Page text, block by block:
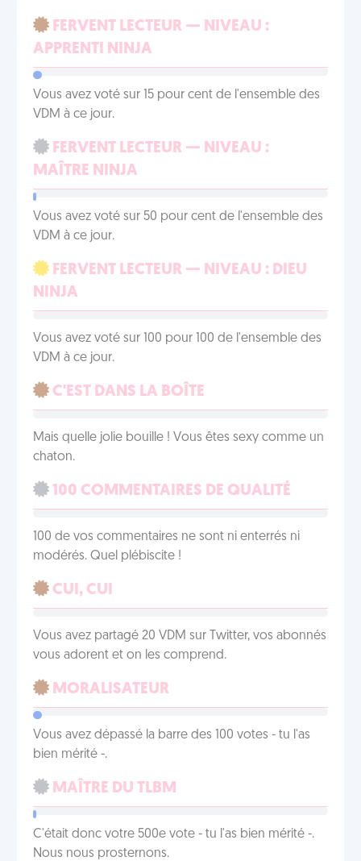
FERVENT LECTEUR — NIVEAU :
APPRENTI NINJA
Vous avez voté sur 15 pour cent de l'ensemble des
VDM à ce jour.
FERVENT LECTEUR — NIVEAU :
MAÎTRE NINJA
Vous avez voté sur 50 pour cent de l'ensemble des
VDM à ce jour.
FERVENT LECTEUR — NIVEAU : DIEU
NINJA
Vous avez voté sur 100 pour 100 de l'ensemble des
VDM à ce jour.
C'EST DANS LA BOÎTE
Mais quelle jolie bouille ! Vous êtes sexy comme un
chaton.
100 COMMENTAIRES DE QUALITÉ
100 de vos commentaires ne sont ni enterrés ni
modérés. Quel plébiscite !
CUI, CUI
Vous avez partagé 20 VDM sur Twitter, vos abonnés
vous adorent et on les comprend.
MORALISATEUR
Vous avez dépassé la barre des 100 votes - tu l'as
bien mérité -.
MAÎTRE DU TLBM
C'était donc votre 500e vote - tu l'as bien mérité -.
Nous nous prosternons.